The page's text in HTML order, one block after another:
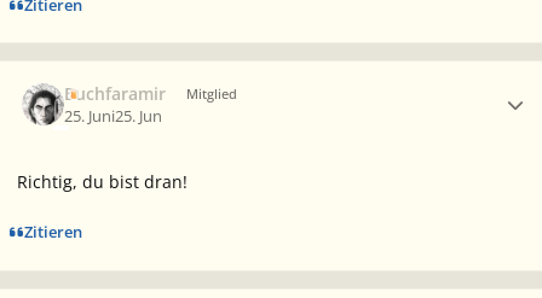
Zitieren
Buchfaramir Mitglied
25. Juni25. Jun
Richtig, du bist dran!
Zitieren